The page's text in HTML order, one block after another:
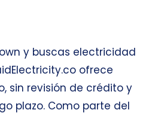
y buscas electricidad
ofrece
sin revisión de crédito y
plazo. Como parte del